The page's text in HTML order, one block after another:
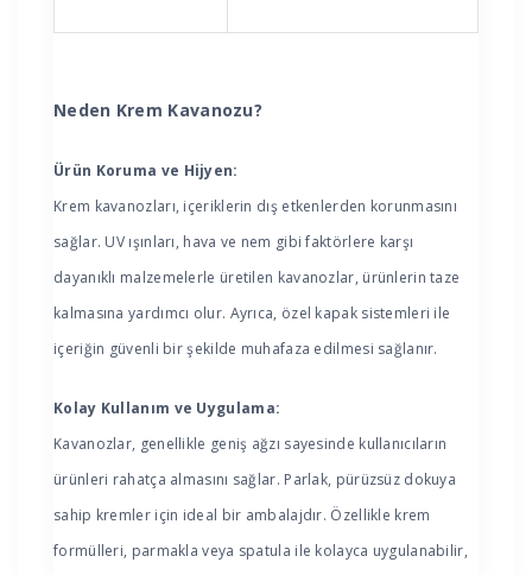
Neden Krem Kavanozu?
Ürün Koruma ve Hijyen:
Krem kavanozları, içeriklerin dış etkenlerden korunmasını
sağlar. UV ışınları, hava ve nem gibi faktörlere karşı
dayanıklı malzemelerle üretilen kavanozlar, ürünlerin taze
kalmasına yardımcı olur. Ayrıca, özel kapak sistemleri ile
içeriğin güvenli bir şekilde muhafaza edilmesi sağlanır.
Kolay Kullanım ve Uygulama:
Kavanozlar, genellikle geniş ağzı sayesinde kullanıcıların
ürünleri rahatça almasını sağlar. Parlak, pürüzsüz dokuya
sahip kremler için ideal bir ambalajdır. Özellikle krem
formülleri, parmakla veya spatula ile kolayca uygulanabilir,